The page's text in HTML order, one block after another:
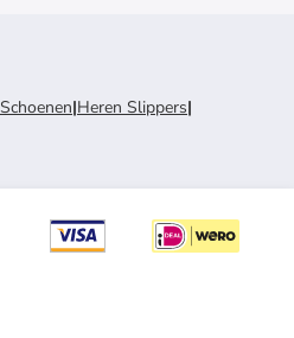
|Heren Slippers|